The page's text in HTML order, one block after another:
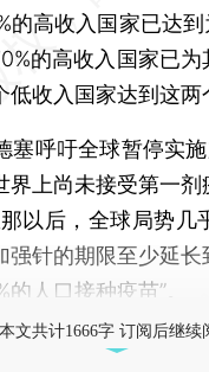
的高收入国家已达
的高收入国家已
收入国家达到这两
呼吁全球暂停实施
界上尚未接受第一
以后，全球局势几
强针的期限至少延
人口接种疫苗”。
本文共计1666字 订阅后继续